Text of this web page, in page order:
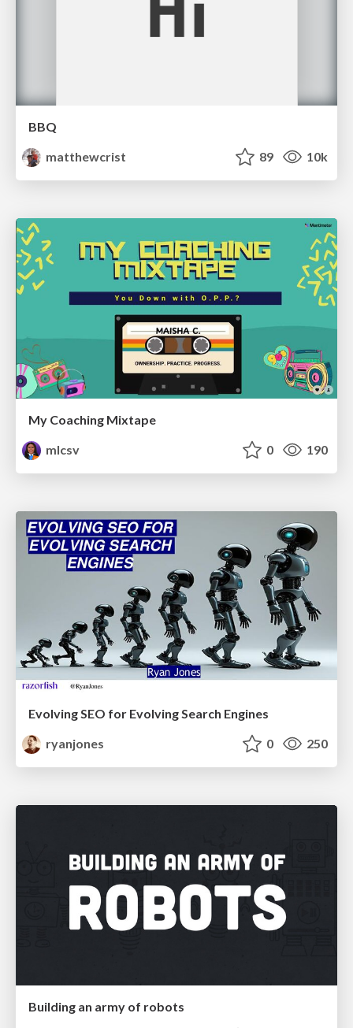
BBQ
matthewcrist
89 10k
My Coaching Mixtape
mlcsv
0 190
Evolving SEO for Evolving Search Engines
ryanjones
0 250
Building an army of robots